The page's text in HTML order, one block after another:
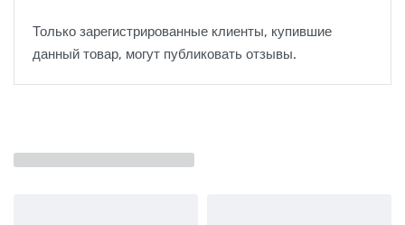
Только зарегистрированные клиенты, купившие
данный товар, могут публиковать отзывы.